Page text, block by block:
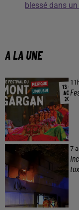
blessé dans
A LA UNE
7